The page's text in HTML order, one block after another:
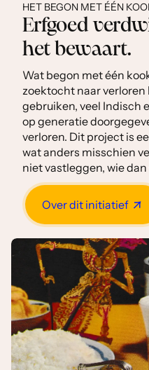
HET BEGON MET ÉÉN
Erfgoed
het bewaart.
Wat begon met één
zoektocht naar verloren
gebruiken, veel Indisch
op generatie
verloren. Dit project is
wat anders misschien
niet vastleggen, wie dan
Over dit initiatief